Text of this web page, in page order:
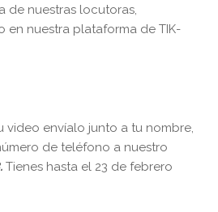
de nuestras locutoras,
en nuestra plataforma de TIK-
video envíalo junto a tu nombre,
de teléfono a nuestro
Tienes hasta el 23 de febrero